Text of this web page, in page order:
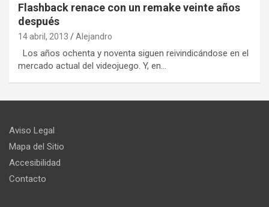
Flashback renace con un remake veinte años
después
14 abril, 2013 Alejandro
Los años ochenta y noventa siguen reivindicándose en el
mercado actual del videojuego. Y, en…
Aviso Legal
Mapa del Sitio
Accesibilidad
Contacto